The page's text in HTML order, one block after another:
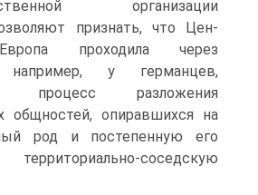
организации
признать, что Цен­
проходила через
например, у германцев,
процесс разложения
общностей, опиравшихся на
род и постепенную его
соседскую